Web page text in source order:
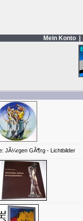
Mein Konto